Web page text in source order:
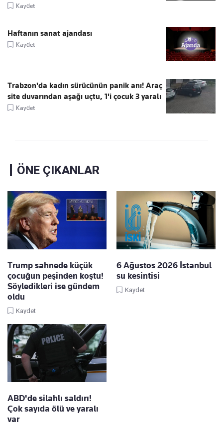
Kaydet
Haftanın sanat ajandası
Kaydet
Trabzon'da kadın sürücünün panik anı! Araç
site duvarından aşağı uçtu, 1'i çocuk 3 yaralı
Kaydet
ÖNE ÇIKANLAR
Trump sahnede küçük
çocuğun peşinden koştu!
Söyledikleri ise gündem
oldu
Kaydet
6 Ağustos 2026 İstanbul
su kesintisi
Kaydet
ABD'de silahlı saldırı!
Çok sayıda ölü ve yaralı
var